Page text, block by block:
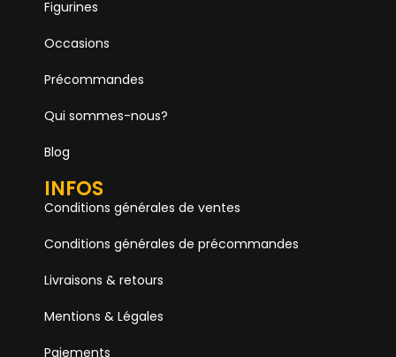
Figurines
Occasions
Précommandes
Qui sommes-nous?
Blog
INFOS
Conditions générales de ventes
Conditions générales de précommandes
Livraisons & retours
Mentions & Légales
Paiements